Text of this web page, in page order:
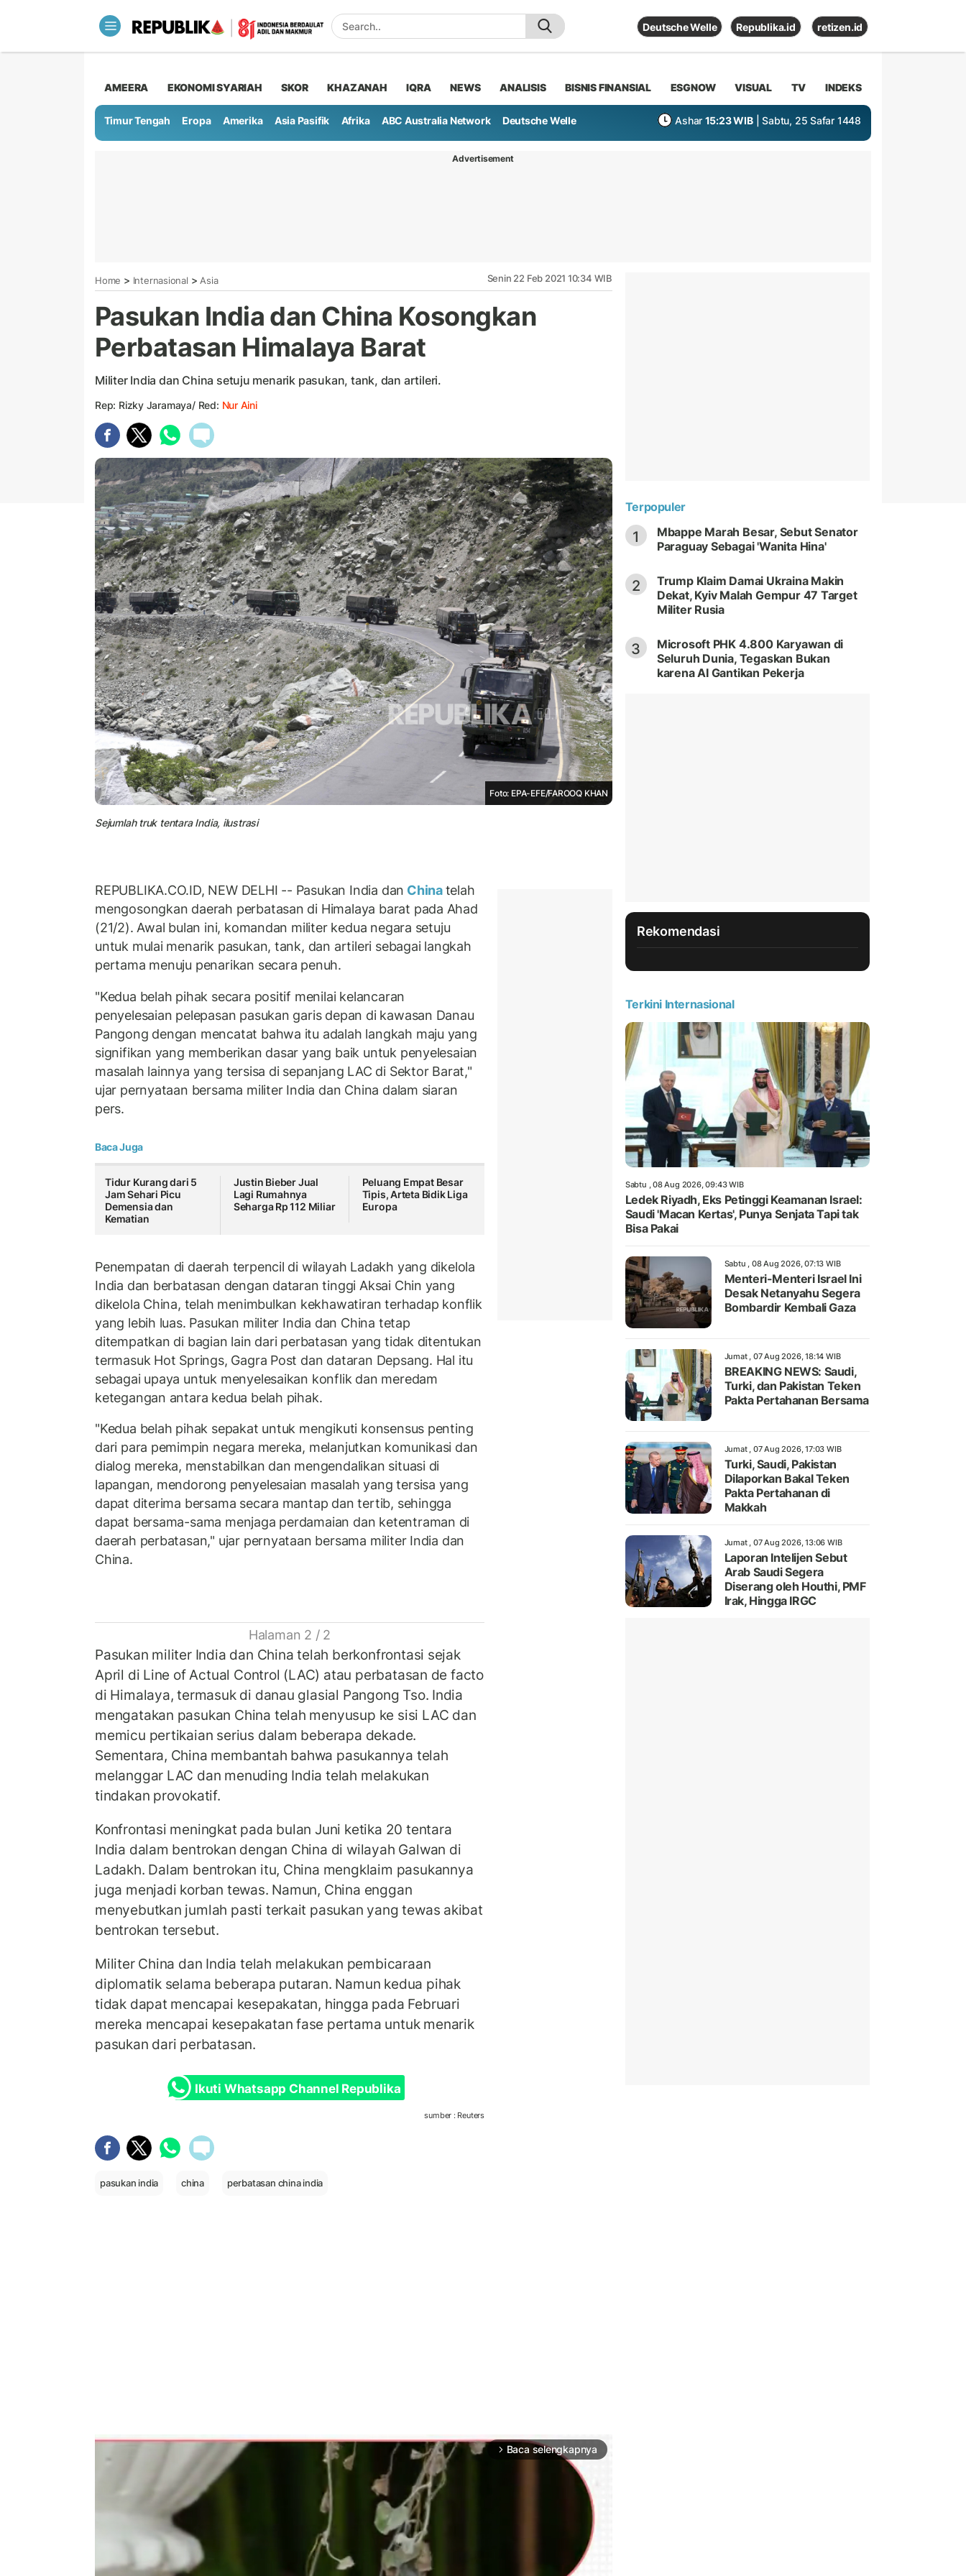
Deutsche Welle Republika.id retizen.id
AMEERA EKONOMI SYARIAH SKOR KHAZANAH IQRA NEWS ANALISIS BISNIS FINANSIAL ESGNOW VISUAL TV INDEKS
Timur Tengah Eropa Amerika Asia Pasifik Afrika ABC Australia Network Deutsche Welle Ashar 15:23 WIB | Sabtu, 25 Safar 1448
Advertisement
Home > Internasional > Asia Senin 22 Feb 2021 10:34 WIB
Pasukan India dan China Kosongkan
Perbatasan Himalaya Barat
Militer India dan China setuju menarik pasukan, tank, dan artileri.
Rep: Rizky Jaramaya/ Red: Nur Aini
Foto: EPA-EFE/FAROOQ KHAN
Sejumlah truk tentara India, ilustrasi
REPUBLIKA.CO.ID, NEW DELHI -- Pasukan India dan Chinatelah
mengosongkan daerah perbatasan di Himalaya barat pada Ahad
(21/2). Awal bulan ini, komandan militer kedua negara setuju
untuk mulai menarik pasukan, tank, dan artileri sebagai langkah
pertama menuju penarikan secara penuh.
"Kedua belah pihak secara positif menilai kelancaran
penyelesaian pelepasan pasukan garis depan di kawasan Danau
Pangong dengan mencatat bahwa itu adalah langkah maju yang
signifikan yang memberikan dasar yang baik untuk penyelesaian
masalah lainnya yang tersisa di sepanjang LAC di Sektor Barat,"
ujar pernyataan bersama militer India dan China dalam siaran
pers.
Baca Juga
Tidur Kurang dari 5
Jam Sehari Picu
Demensia dan
Kematian
Justin Bieber Jual
Lagi Rumahnya
Seharga Rp 112 Miliar
Peluang Empat Besar
Tipis, Arteta Bidik Liga
Europa
Penempatan di daerah terpencil di wilayah Ladakh yang dikelola
India dan berbatasan dengan dataran tinggi Aksai Chin yang
dikelola China, telah menimbulkan kekhawatiran terhadap konflik
yang lebih luas. Pasukan militer India dan China tetap
ditempatkan di bagian lain dari perbatasan yang tidak ditentukan
termasuk Hot Springs, Gagra Post dan dataran Depsang. Hal itu
sebagai upaya untuk menyelesaikan konflik dan meredam
ketegangan antara kedua belah pihak.
"Kedua belah pihak sepakat untuk mengikuti konsensus penting
dari para pemimpin negara mereka, melanjutkan komunikasi dan
dialog mereka, menstabilkan dan mengendalikan situasi di
lapangan, mendorong penyelesaian masalah yang tersisa yang
dapat diterima bersama secara mantap dan tertib, sehingga
dapat bersama-sama menjaga perdamaian dan ketentraman di
daerah perbatasan," ujar pernyataan bersama militer India dan
China.
Halaman 2 / 2
Pasukan militer India dan China telah berkonfrontasi sejak
April di Line of Actual Control (LAC) atau perbatasan de facto
di Himalaya, termasuk di danau glasial Pangong Tso. India
mengatakan pasukan China telah menyusup ke sisi LAC dan
memicu pertikaian serius dalam beberapa dekade.
Sementara, China membantah bahwa pasukannya telah
melanggar LAC dan menuding India telah melakukan
tindakan provokatif.
Konfrontasi meningkat pada bulan Juni ketika 20 tentara
India dalam bentrokan dengan China di wilayah Galwan di
Ladakh. Dalam bentrokan itu, China mengklaim pasukannya
juga menjadi korban tewas. Namun, China enggan
menyebutkan jumlah pasti terkait pasukan yang tewas akibat
bentrokan tersebut.
Militer China dan India telah melakukan pembicaraan
diplomatik selama beberapa putaran. Namun kedua pihak
tidak dapat mencapai kesepakatan, hingga pada Februari
mereka mencapai kesepakatan fase pertama untuk menarik
pasukan dari perbatasan.
Ikuti Whatsapp Channel Republika
sumber : Reuters
pasukan india china perbatasan china india
arrow_forward_ios Baca selengkapnya
Terpopuler
1
Mbappe Marah Besar, Sebut Senator
Paraguay Sebagai 'Wanita Hina'
2
Trump Klaim Damai Ukraina Makin
Dekat, Kyiv Malah Gempur 47 Target
Militer Rusia
3
Microsoft PHK 4.800 Karyawan di
Seluruh Dunia, Tegaskan Bukan
karena AI Gantikan Pekerja
Rekomendasi
Terkini Internasional
Sabtu , 08 Aug 2026, 09:43 WIB
Ledek Riyadh, Eks Petinggi Keamanan Israel:
Saudi 'Macan Kertas', Punya Senjata Tapi tak
Bisa Pakai
Sabtu , 08 Aug 2026, 07:13 WIB
Menteri-Menteri Israel Ini
Desak Netanyahu Segera
Bombardir Kembali Gaza
Jumat , 07 Aug 2026, 18:14 WIB
BREAKING NEWS: Saudi,
Turki, dan Pakistan Teken
Pakta Pertahanan Bersama
Jumat , 07 Aug 2026, 17:03 WIB
Turki, Saudi, Pakistan
Dilaporkan Bakal Teken
Pakta Pertahanan di
Makkah
Jumat , 07 Aug 2026, 13:06 WIB
Laporan Intelijen Sebut
Arab Saudi Segera
Diserang oleh Houthi, PMF
Irak, Hingga IRGC